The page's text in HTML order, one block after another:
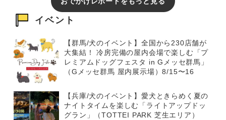
イベント
【群馬/犬のイベント】全国から230店舗が
大集結！ 冷房完備の屋内会場で楽しむ「プ
レミアムドッグフェスタ in Gメッセ群馬」
（Gメッセ群馬 屋内展示場）8/15〜16
【兵庫/犬のイベント】愛犬ときらめく夏の
ナイトタイムを楽しむ「ライトアップドッ
グラン」（TOTTEI PARK 芝生エリア）